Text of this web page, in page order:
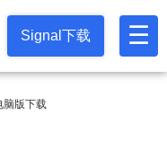
☰
Signal下载
脑版下载